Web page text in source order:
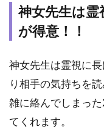
神女先生は霊
が得意！！
神女先生は霊視に長
り相手の気持ちを
雑に絡んでしまっ
てくれます。